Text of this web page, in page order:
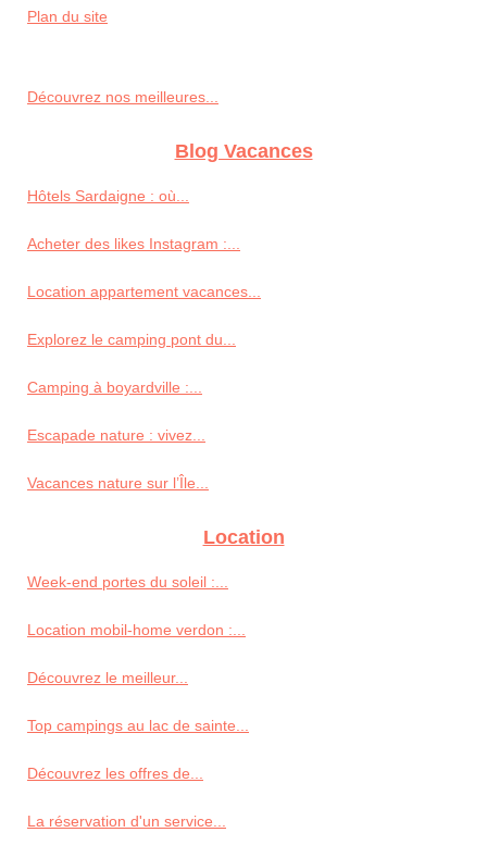
Plan du site
Découvrez nos meilleures...
Blog Vacances
Hôtels Sardaigne : où...
Acheter des likes Instagram :...
Location appartement vacances...
Explorez le camping pont du...
Camping à boyardville :...
Escapade nature : vivez...
Vacances nature sur l’Île...
Location
Week-end portes du soleil :...
Location mobil-home verdon :...
Découvrez le meilleur...
Top campings au lac de sainte...
Découvrez les offres de...
La réservation d'un service...